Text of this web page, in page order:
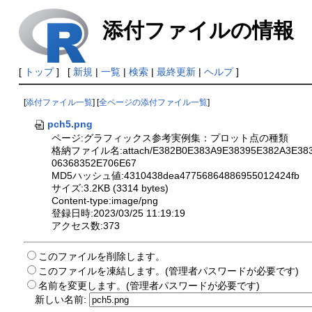
添付ファイルの情報
[ トップ] [ 新規 | 一覧| 検索| 最終更新| ヘルプ]
[添付ファイル一覧 ] [全ページの添付ファイル一覧
pch5.png
ページ:グラフィックス参考実例集：プロット点の種類
格納ファイル名:attach/
06368352E706E67
MD5ハッシュ値:4310438dea47756864886955012424fb
サイズ:3.2KB (3314 bytes)
Content-type:image/png
登録日時:2023/03/25 11:19:19
アクセス数:373
このファイルを削除します。
このファイルを凍結します。(管理者パスワードが必要です)
名前を変更します。(管理者パスワードが必要です)
新しい名前: